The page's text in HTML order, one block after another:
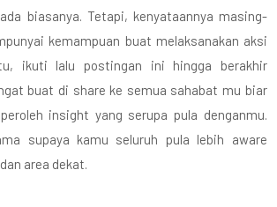
biasanya. Tetapi, kenyataannya masing-
kemampuan buat melaksanakan aksi
ikuti lalu postingan ini hingga berakhir
buat di share ke semua sahabat mu biar
insight yang serupa pula denganmu.
supaya kamu seluruh pula lebih aware
area dekat.